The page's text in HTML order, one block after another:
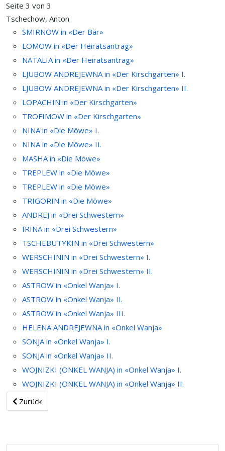
Seite 3 von 3
Tschechow, Anton
SMIRNOW in «Der Bär»
LOMOW in «Der Heiratsantrag»
NATALIA in «Der Heiratsantrag»
LJUBOW ANDREJEWNA in «Der Kirschgarten» I.
LJUBOW ANDREJEWNA in «Der Kirschgarten» II.
LOPACHIN in «Der Kirschgarten»
TROFIMOW in «Der Kirschgarten»
NINA in «Die Möwe» I.
NINA in «Die Möwe» II.
MASHA in «Die Möwe»
TREPLEW in «Die Möwe»
TREPLEW in «Die Möwe»
TRIGORIN in «Die Möwe»
ANDREJ in «Drei Schwestern»
IRINA in «Drei Schwestern»
TSCHEBUTYKIN in «Drei Schwestern»
WERSCHININ in «Drei Schwestern» I.
WERSCHININ in «Drei Schwestern» II.
ASTROW in «Onkel Wanja» I.
ASTROW in «Onkel Wanja» II.
ASTROW in «Onkel Wanja» III.
HELENA ANDREJEWNA in «Onkel Wanja»
SONJA in «Onkel Wanja» I.
SONJA in «Onkel Wanja» II.
WOJNIZKI (ONKEL WANJA) in «Onkel Wanja» I.
WOJNIZKI (ONKEL WANJA) in «Onkel Wanja» II.
Zurück